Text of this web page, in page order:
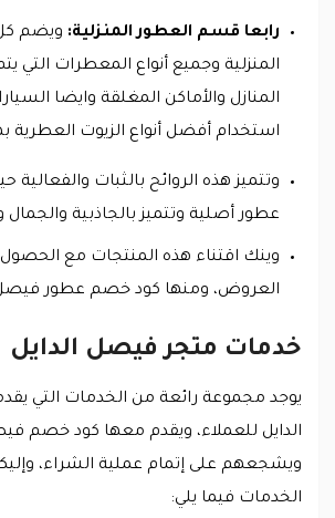
رابعا قسم العطور المنزلية: ويضم
المنزلية وجميع أنواع المعطرات التي
المنازل والأماكن المغلقة وايضا
استخدام أفضل أنواع الزيوت العطرية
وتتميز هذه الروائح بالثبات
عطور أصلية وتتميز بالجاذبية والجمال
وينك اقتناء هذه المنتجات مع
العروض، ومنها كود خصم عطور فيصل
خدمات متجر فيصل الدايل
يوجد مجموعة رائعة من الخدمات التي
الدايل للعملاء، ويقدم معها كود خصم
ويشجعهم على إتمام عملية الشراء،
الخدمات فيما يلي: